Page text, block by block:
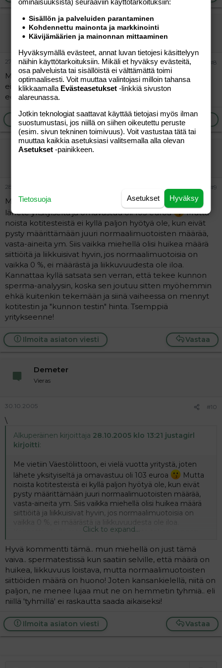
HuliHumppanpuli
Aktiivinen jäsen
27.10.2005 #8
Meidän sairaalassa se "niputetaan" naisen tutkimuksiin,
eikä siitä siis mene mitään erillismaksua. Mut tää tietysti
edellyttää, että on jo lähetteellä saanut ajan gyn.polille.
Vastaa
Ilmoita asiaton viesti
justagirl
28.10.2005 #9
Me vietiin Väestöliittoon, ei vielä vuotta yritystä, joten
lähete yksityiseltä ja omavastuu oli 103 euroa
Mutta
noista kotitesteistä ei kyllä paljon hyötyä ole, kun eivät
pysty määrittämään juuri normaalimuotoisten määrää,
vasta-aineita ym. Siis vaikka miehellä olisi huikea määrä
siittiöitä ja liikkuisivat hyvin, jos normaalimuotoisia on
vaikka 0 %, ei määrästä ja liikkuvuudesta ole iloa.
Kannattaa kyllä satsata sen verran, että tekee kunnon
sperma-analyysin, koska sen joutuu sitten myöhemmin
ehkä kuitenkin tekemään ja siinä vaiheessa on mennyt
kotitestin ja "kunnon testin" hinta. Tsemppiä
yritykseenne!
Vastaa
Ilmoita asiaton viesti
Demeter
Vieras
30.10.2005 #10
\
Alkuperäinen kirjoittaja 28.10.2005 klo 13:21 justagirl
kirjoitti:
Me vietiin Väestöliittoon, ei vielä vuotta yritystä, joten
lähete yksityiseltä ja omavastuu oli 103 euroa
Mutta
noista kotitesteistä ei kyllä paljon hyötyä ole, kun eivät
pysty määrittämään juuri normaalimuotoisten määrää,
vasta-aineita ym. Siis vaikka miehellä olisi huikea määrä
siittiöitä ja liikkuisivat hyvin, jos normaalimuotoisia on
vaikka 0 %, ei määrästä ja liikkuvuudesta ole iloa.
Kannattaa kyllä satsata sen verran, että tekee kunnon
ehkä kuitenkin tekemään ja siinä vaiheessa on mennyt
kotitestin ja "kunnon testin" hinta. Tsemppiä
yritykseenne!
Click to expand...
Hyvä kommentti tämä.. mun miehellä on just tämä
vaiva.. spermatestissä kun saatiin selville, että määrä on
huikea, liikkuvuus loistava, mutta normaalimuotoisten
siittiöiden määrä on huono! Joten kansankielellä, niitä on
paljon, ne menee lujaa mut ne on hemmetin tyhmiä.. eli
niillä 'tyhmillä' ei raskautta saada aikaiseksi!
Vastaa
Ilmoita asiaton viesti
Sisällön ja palveluiden parantaminen
Kohdennettu mainonta ja markkinointi
Kävijämäärien ja mainonnan mittaaminen
Hyväksymällä evästeet, annat luvan tietojesi käsittelyyn
näihin käyttötarkoituksiin. Mikäli et hyväksy evästeitä,
osa palveluista tai sisällöistä ei välttämättä toimi
optimaalisesti. Voit muuttaa valintojasi milloin tahansa
klikkaamalla Evästeasetukset -linkkiä sivuston
alareunassa.
Jotkin teknologiat saattavat käyttää tietojasi myös ilman
suostumustasi, jos niillä on siihen oikeutettu peruste
(esim. sivun tekninen toimivuus). Voit vastustaa tätä tai
muuttaa kaikkia asetuksiasi valitsemalla alla olevan
Asetukset -painikkeen.
Hyväksy
Asetukset
Tietosuoja